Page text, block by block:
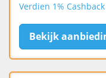
Verdien 1%
Bekijk